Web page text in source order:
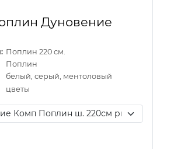
Дуновение
Поплин 220 см.
Поплин
белый, серый, ментоловый
цветы